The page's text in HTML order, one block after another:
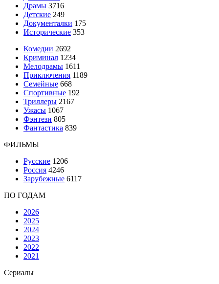
Драмы 3716
Детские 249
Документалки 175
Исторические 353
Комедии 2692
Криминал 1234
Мелодрамы 1611
Приключения 1189
Семейные 668
Спортивные 192
Триллеры 2167
Ужасы 1067
Фэнтези 805
Фантастика 839
ФИЛЬМЫ
Русские 1206
Россия 4246
Зарубежные 6117
ПО ГОДАМ
2026
2025
2024
2023
2022
2021
Сериалы